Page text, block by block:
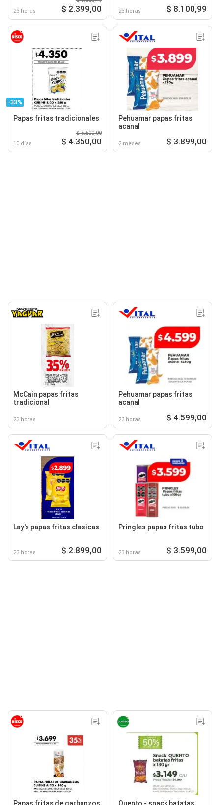
23 horas $ 2.399,00 23 horas $ 8.100,99
-33%
Papas fritas tradicionales
10 días
$ 6.500,00
$ 4.350,00
Pehuamar papas fritas
acanal
2 meses $ 3.899,00
McCain papas fritas
tradicional
23 horas
Pehuamar papas fritas
acanal
23 horas $ 4.599,00
Lay's papas fritas clasicas
23 horas $ 2.899,00
Pringles papas fritas tubo
23 horas $ 3.599,00
Papas fritas de garbanzos Quento - snack batatas